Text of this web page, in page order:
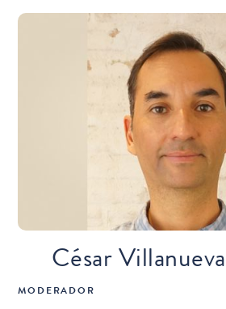
César
MODERADOR